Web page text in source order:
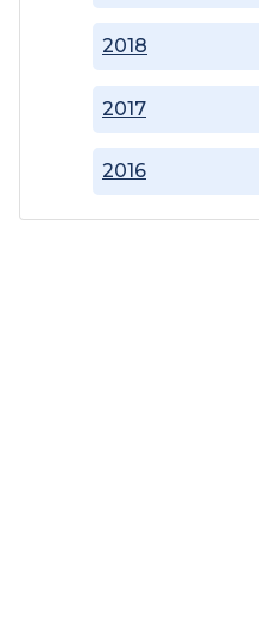
2016
2017
2018